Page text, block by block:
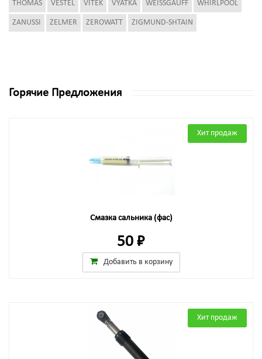
THOMAS VESTEL VITEK VYATKA WEISSGAUFF WHIRLPOOL
ZANUSSI ZELMER ZEROWATT ZIGMUND-SHTAIN
Горячие Предложения
Хит продаж
Смазка сальника (фас)
50 ₽
Добавить в корзину
Хит продаж